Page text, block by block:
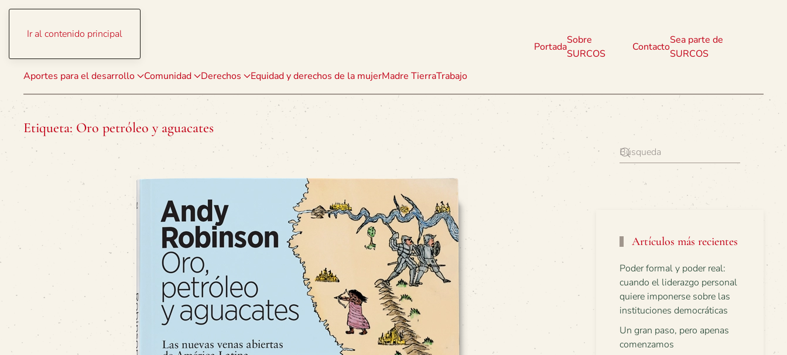
Ir al contenido principal
Aportes para el desarrollo Comunidad Derechos Equidad y derechos de la mujerMadre TierraTrabajo
Portada
Sobre
SURCOS
Contacto
Sea parte de
SURCOS
Etiqueta: Oro petróleo y aguacates
Artículos más recientes
Poder formal y poder real:
cuando el liderazgo personal
quiere imponerse sobre las
instituciones democráticas
Un gran paso, pero apenas
comenzamos